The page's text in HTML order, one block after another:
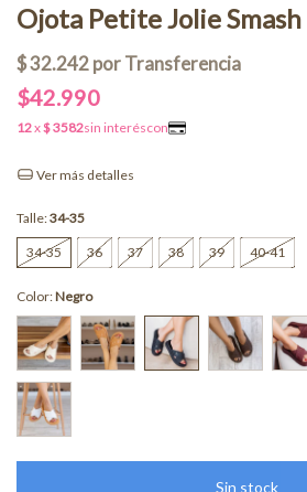
Ojota Petite Jolie Smash
$42.990
Ver más detalles
Talle:34-35
34-35 36 37 38 39 40-41
Color:Negro